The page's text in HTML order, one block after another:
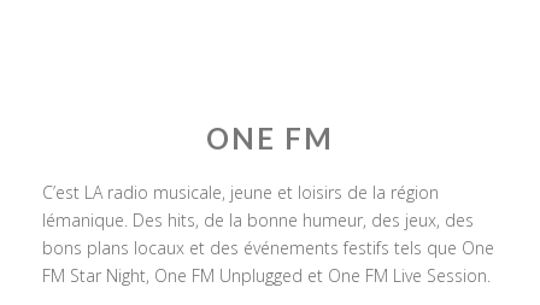
ONE FM
C’est LA radio musicale, jeune et loisirs de la région
lémanique. Des hits, de la bonne humeur, des jeux, des
bons plans locaux et des événements festifs tels que One
FM Star Night, One FM Unplugged et One FM Live Session.